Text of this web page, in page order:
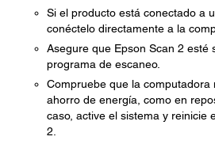
Si el producto está conectado a
conéctelo directamente a la
Asegure que Epson Scan 2 esté
programa de escaneo.
Compruebe que la computadora
ahorro de energía, como en
caso, active el sistema y reinicie
2.